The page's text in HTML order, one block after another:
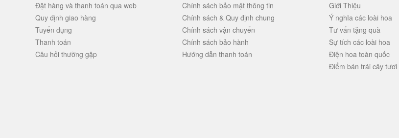
Đặt hàng và thanh toán qua web
Quy định giao hàng
Tuyển dụng
Thanh toán
Câu hỏi thường gặp
Chính sách bảo mật thông tin
Chính sách & Quy định chung
Chính sách vận chuyển
Chính sách bảo hành
Hướng dẫn thanh toán
Giới Thiệu
Ý nghĩa các loài hoa
Tư vấn tặng quà
Sự tích các loài hoa
Điện hoa toàn quốc
Điểm bán trái cây tươi